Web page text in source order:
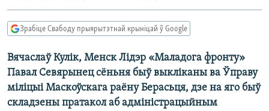
Перайсьці
пошуку
ВАЙНА
БЕЛАРУСЫ НА ВАЙНЕ
ПАЛІТВЯЗЬНІ
КУЛЬТУРА
КНІГІ
АЎДЫЁКНІГІ
PREMIUM
МОВА
FACEBOOK
TWITTER
Усе сайты РС/РСЭ
Зрабіце Свабоду прыярытэтнай крыніцай ў Google
Вячаслаў Кулік, Менск Лідэр «Маладога фронту»
Павал Севярынец сёньня быў выкліканы ва Ўправу
міліцыі Маскоўскага раёну Берасьця, дзе на яго быў
складзены пратакол аб адміністрацыйным